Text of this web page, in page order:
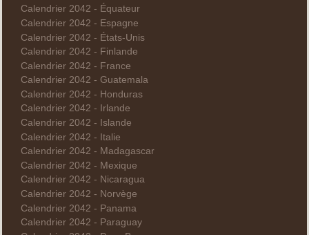
Calendrier 2042 - Équateur
Calendrier 2042 - Espagne
Calendrier 2042 - États-Unis
Calendrier 2042 - Finlande
Calendrier 2042 - France
Calendrier 2042 - Guatemala
Calendrier 2042 - Honduras
Calendrier 2042 - Irlande
Calendrier 2042 - Islande
Calendrier 2042 - Italie
Calendrier 2042 - Madagascar
Calendrier 2042 - Mexique
Calendrier 2042 - Nicaragua
Calendrier 2042 - Norvège
Calendrier 2042 - Panama
Calendrier 2042 - Paraguay